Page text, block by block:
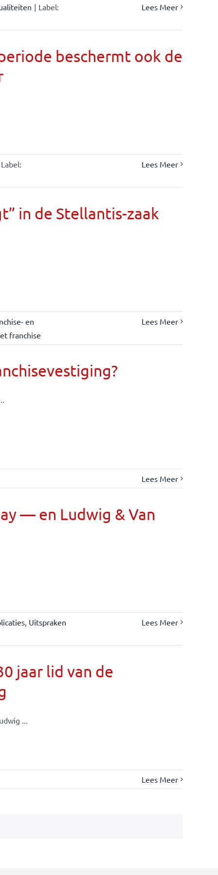
| Label:
Lees Meer
beschermt ook de
Label:
Lees Meer
in de Stellantis-zaak
en
franchise
Lees Meer
Lees Meer
— en Ludwig & Van
, Uitspraken
Lees Meer
jaar lid van de
...
Lees Meer